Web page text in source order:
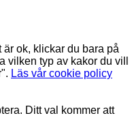
ok, klickar du bara på
vilken typ av kakor du vill
Läs vår cookie policy
Ditt val kommer att